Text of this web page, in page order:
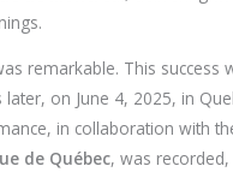
remarkable. This success
on June 4, 2025, in
in collaboration with
de Québec, was